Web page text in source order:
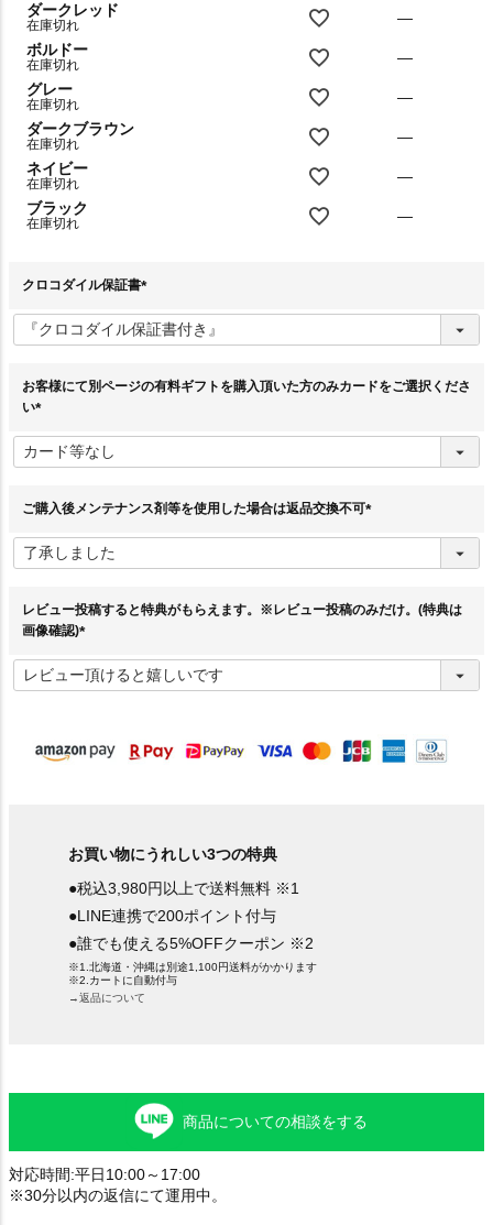
ダークレッド
在庫切れ
—
ボルドー
在庫切れ
—
グレー
在庫切れ
—
ダークブラウン
在庫切れ
—
ネイビー
在庫切れ
—
ブラック
在庫切れ —
クロコダイル保証書
必
須
お客様にて別ページの有料ギフトを購入頂いた方のみカードをご選択くださ
い
必
須
ご購入後メンテナンス剤等を使用した場合は返品交換不可
須
レビュー投稿すると特典がもらえます。※レビュー投稿のみだけ。(特典は
画像確認)
必
須
お買い物にうれしい3つの特典
●税込3,980円以上で送料無料 ※1
●LINE連携で200ポイント付与
●誰でも使える5%OFFクーポン ※2
※1.北海道・沖縄は別途1,100円送料がかかります
※2.カートに自動付与
→返品について
商品についての相談をする
対応時間:平日10:00～17:00
※30分以内の返信にて運用中。